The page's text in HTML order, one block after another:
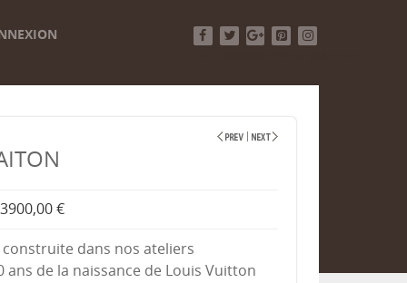
3900,00 €
dans nos ateliers
ans de la naissance de Louis Vuitton